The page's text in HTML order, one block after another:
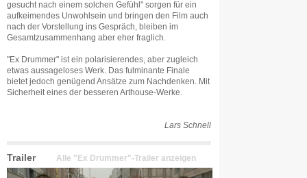
gesucht nach einem solchen Gefühl" sorgen für ein
aufkeimendes Unwohlsein und bringen den Film auch
nach der Vorstellung ins Gespräch, bleiben im
Gesamtzusammenhang aber eher fraglich.
"Ex Drummer" ist ein polarisierendes, aber zugleich
etwas aussageloses Werk. Das fulminante Finale
bietet jedoch genügend Ansätze zum Nachdenken. Mit
Sicherheit eines der besseren Arthouse-Werke.
Lars Schnell
Trailer Alle "Ex Drummer"-Trailer anzeigen